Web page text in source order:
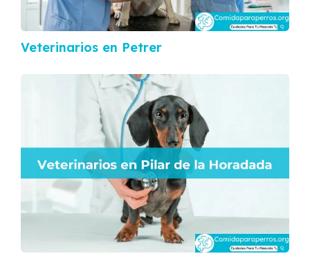
Veterinarios en Petrer